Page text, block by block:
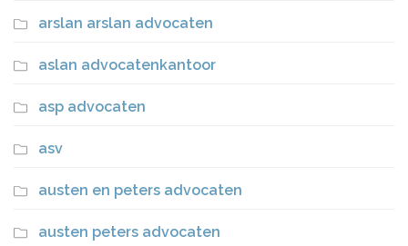
arslan arslan advocaten
aslan advocatenkantoor
asp advocaten
asv
austen en peters advocaten
austen peters advocaten